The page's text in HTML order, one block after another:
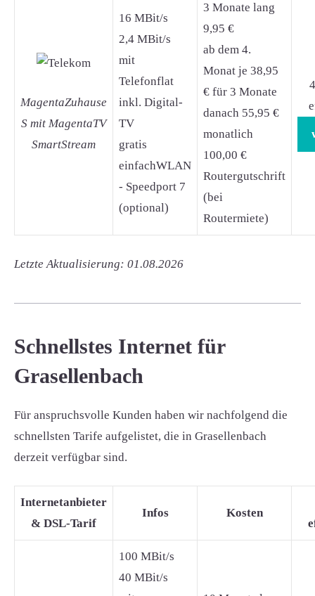
MagentaZuhause
S mit MagentaTV
SmartStream
16 MBit/s
2,4 MBit/s
mit
Telefonflat
inkl. Digital-
TV
gratis
einfachWLAN
- Speedport 7
(optional)
3 Monate lang
9,95 €
ab dem 4.
Monat je 38,95
€ für 3 Monate
danach 55,95 €
monatlich
100,00 €
Routergutschrift
(bei
Routermiete)
Letzte Aktualisierung: 01.08.2026
Schnellstes Internet für
Grasellenbach
Für anspruchsvolle Kunden haben wir nachfolgend die
schnellsten Tarife aufgelistet, die in Grasellenbach
derzeit verfügbar sind.
Internetanbieter
& DSL-Tarif
Infos Kosten
100 MBit/s
40 MBit/s